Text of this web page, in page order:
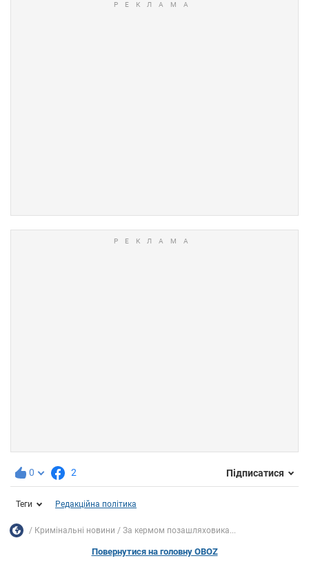
0 2 Підписатися
Теги Редакційна політика
Кримінальні новини За кермом позашляховика...
Повернутися на головну OBOZ